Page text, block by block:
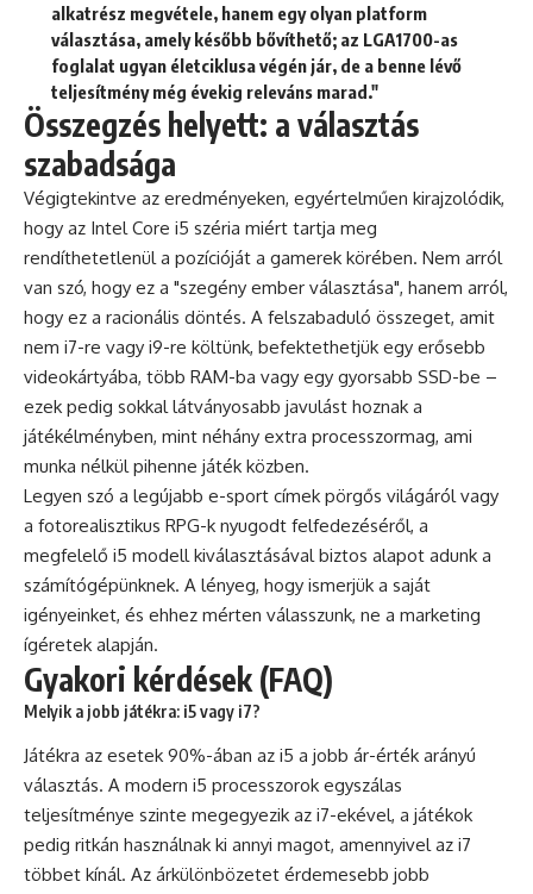
alkatrész megvétele, hanem egy olyan platform
választása, amely később bővíthető; az LGA1700-as
foglalat ugyan életciklusa végén jár, de a benne lévő
teljesítmény még évekig releváns marad."
Összegzés helyett: a választás
szabadsága
Végigtekintve az eredményeken, egyértelműen kirajzolódik,
hogy az Intel Core i5 széria miért tartja meg
rendíthetetlenül a pozícióját a gamerek körében. Nem arról
van szó, hogy ez a "szegény ember választása", hanem arról,
hogy ez a racionális döntés. A felszabaduló összeget, amit
nem i7-re vagy i9-re költünk, befektethetjük egy erősebb
videokártyába, több RAM-ba vagy egy gyorsabb SSD-be –
ezek pedig sokkal látványosabb javulást hoznak a
játékélményben, mint néhány extra processzormag, ami
munka nélkül pihenne játék közben.
Legyen szó a legújabb e-sport címek pörgős világáról vagy
a fotorealisztikus RPG-k nyugodt felfedezéséről, a
megfelelő i5 modell kiválasztásával biztos alapot adunk a
számítógépünknek. A lényeg, hogy ismerjük a saját
igényeinket, és ehhez mérten válasszunk, ne a marketing
ígéretek alapján.
Gyakori kérdések (FAQ)
Melyik a jobb játékra: i5 vagy i7?
Játékra az esetek 90%-ában az i5 a jobb ár-érték arányú
választás. A modern i5 processzorok egyszálas
teljesítménye szinte megegyezik az i7-ekével, a játékok
pedig ritkán használnak ki annyi magot, amennyivel az i7
többet kínál. Az árkülönbözetet érdemesebb jobb